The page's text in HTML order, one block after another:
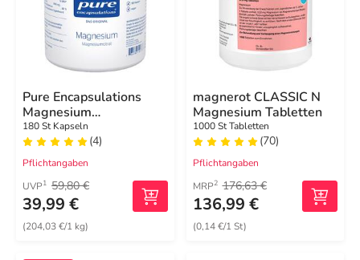
Pure Encapsulations
Magnesium
Magnesiumcitrat
Kapseln
180 St Kapseln
(4)
Pflichtangaben
UVP1 59,80 €
39,99 €
(204,03 €/1 kg)
magnerot CLASSIC N
Magnesium Tabletten
1000 St Tabletten
(70)
Pflichtangaben
MRP2 176,63 €
136,99 €
(0,14 €/1 St)